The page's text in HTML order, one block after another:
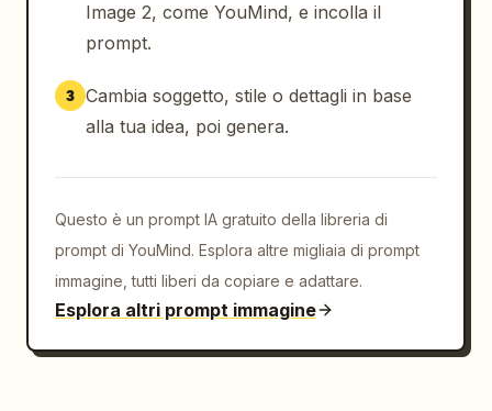
Image 2, come YouMind, e incolla il
prompt.
3 Cambia soggetto, stile o dettagli in base
alla tua idea, poi genera.
Questo è un prompt IA gratuito della libreria di
prompt di YouMind. Esplora altre migliaia di prompt
immagine, tutti liberi da copiare e adattare.
Esplora altri prompt immagine